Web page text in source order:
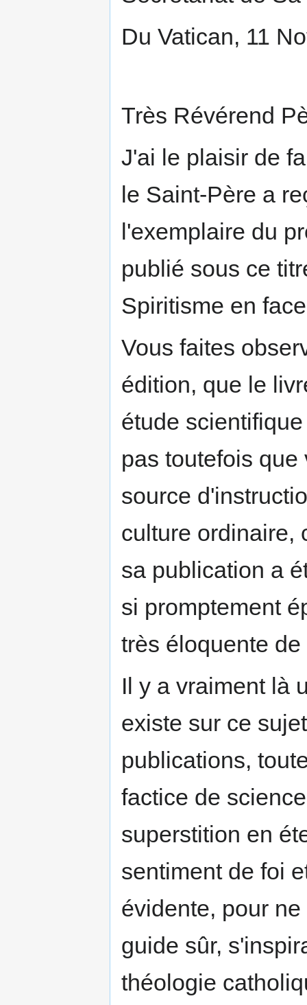
Du Vatican, 11
Très Révérend
J'ai le plaisir de
le Saint-Père a
l'exemplaire du
publié sous ce
Spiritisme en
Vous faites
édition, que le
étude
pas toutefois
source
culture ordinaire,
sa publication a
si promptement
très éloquente
Il y a vraiment là
existe sur ce
publications,
factice de
superstition en
sentiment de foi
évidente, pour
guide sûr,
théologie